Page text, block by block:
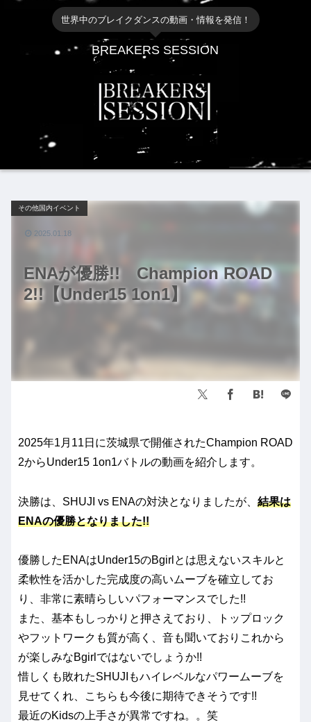
世界中のブレイクダンスの動画・情報を発信！
BREAKERS SESSION
ENAが優勝!! Champion ROAD
2!!【Under15 1on1】
その他国内イベント
2025.01.18
2025年1月11日に茨城県で開催されたChampion ROAD
2からUnder15 1on1バトルの動画を紹介します。
決勝は、SHUJI vs ENAの対決となりましたが、 結果は
ENAの優勝となりました!!
優勝したENAはUnder15のBgirlとは思えないスキルと
柔軟性を活かした完成度の高いムーブを確立してお
り、非常に素晴らしいパフォーマンスでした!!
また、基本もしっかりと押さえており、トップロック
やフットワークも質が高く、音も聞いておりこれから
が楽しみなBgirlではないでしょうか!!
惜しくも敗れたSHUJIもハイレベルなパワームーブを
見せてくれ、こちらも今後に期待できそうです!!
最近のKidsの上手さが異常ですね。。笑